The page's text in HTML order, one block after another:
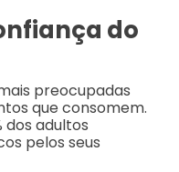
do
preocupadas
que consomem.
dos adultos
pelos seus